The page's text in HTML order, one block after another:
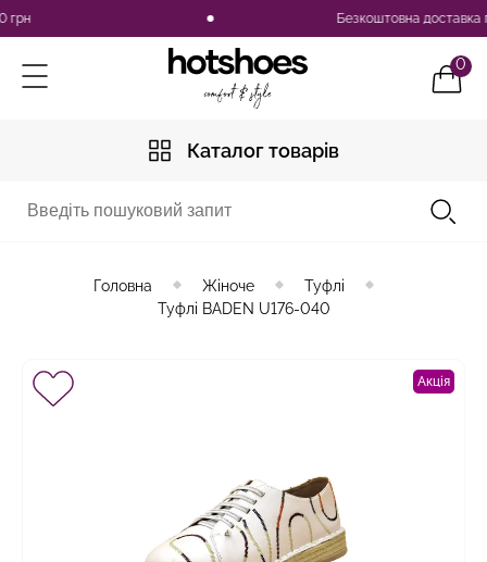
Безкоштовна доставка по
0
Каталог товарів
Головна Жіноче
Туфлі
Туфлі BADEN U176-040
Акція